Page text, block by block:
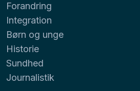
Forandring
Integration
Børn og unge
Historie
Sundhed
Journalistik